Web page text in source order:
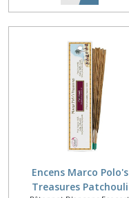
Encens Marco Polo's
Treasures Patchouli